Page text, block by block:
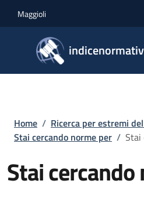
Maggioli
Briciole di pane
Home / Ricerca per estremi
Stai cercando norme per / Stai
Stai